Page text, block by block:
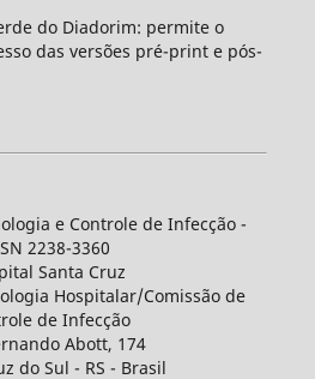
do Diadorim: permite o
das versões pré-print e pós-
e Controle de Infecção -
2238-3360
Santa Cruz
Hospitalar/Comissão de
de Infecção
Abott, 174
do Sul - RS - Brasil